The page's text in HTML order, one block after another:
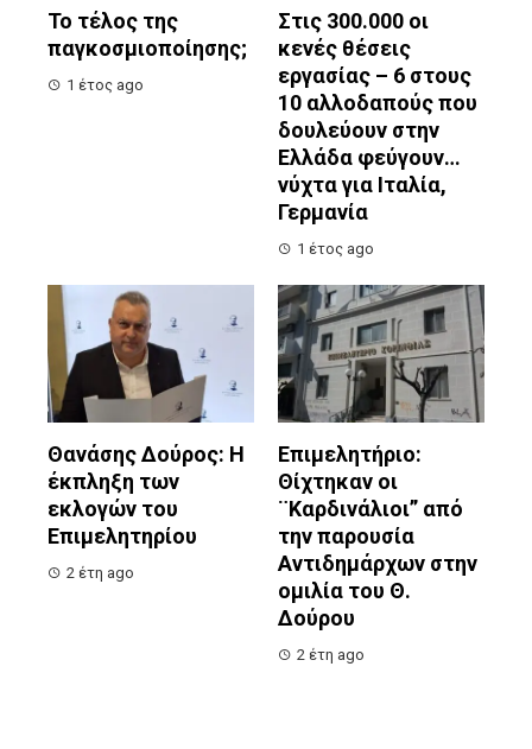
Το τέλος της
παγκοσμιοποίησης;
1 έτος ago
Στις 300.000 οι
κενές θέσεις
εργασίας – 6 στους
10 αλλοδαπούς που
δουλεύουν στην
Ελλάδα φεύγουν…
νύχτα για Ιταλία,
Γερμανία
1 έτος ago
Θανάσης Δούρος: Η
έκπληξη των
εκλογών του
Επιμελητηρίου
2 έτη ago
Επιμελητήριο:
Θίχτηκαν οι
¨Καρδινάλιοι” από
την παρουσία
Αντιδημάρχων στην
ομιλία του Θ.
Δούρου
2 έτη ago